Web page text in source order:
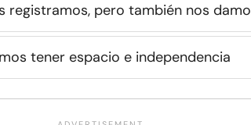
registramos, pero también nos
tener espacio e independencia